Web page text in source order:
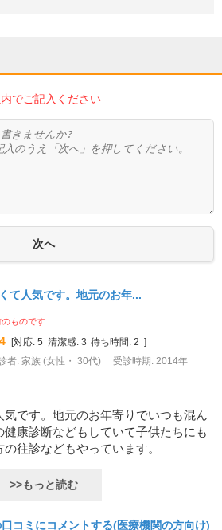
でご記入ください
て人気です。地元のお年...
ものです
4 [対応: 5 清潔感: 3 待ち時間: 2 ]
者: 家族 (女性・ 30代) 受診時期: 2014年
です。地元のお年寄りでいつも混ん
康診断などもしていて子供たちにも
往診などもやっています。
>>もっと読む
コミにコメントする(医療機関の方向け)